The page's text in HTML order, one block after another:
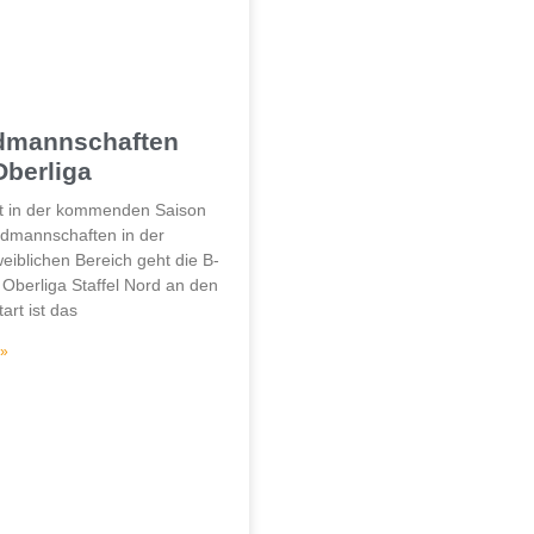
in der kommenden Saison
in der
Bereich geht die B-
Staffel Nord an den
ist das